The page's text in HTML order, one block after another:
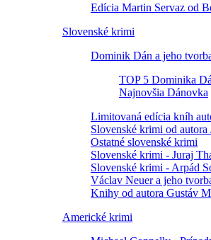
Edícia Martin Servaz od
Slovenské krimi
Dominik Dán a jeho
TOP 5 Dominika
Najnovšia Dánovka
Limitovaná edícia kníh
Slovenské krimi od autora
Ostatné slovenské krimi
Slovenské krimi - Juraj
Slovenské krimi - Arpád
Václav Neuer a jeho
Knihy od autora Gustáv
Americké krimi